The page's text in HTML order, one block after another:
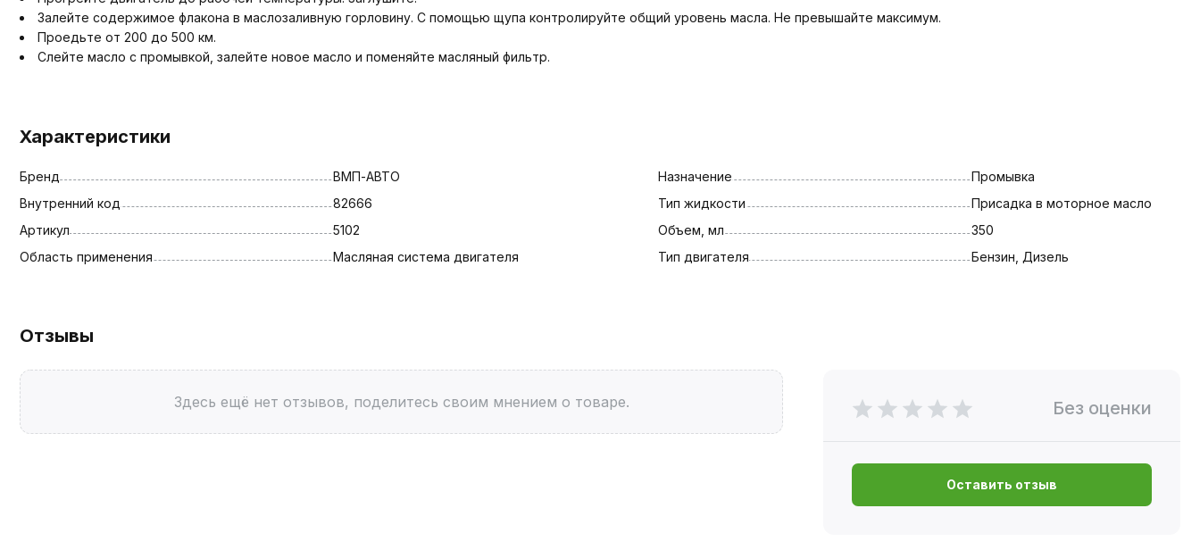
Залейте содержимое флакона в маслозаливную горловину. С помощью щупа контролируйте общий уровень масла. Не превышайте максимум.
Проедьте от 200 до 500 км.
Слейте масло с промывкой, залейте новое масло и поменяйте масляный фильтр.
Характеристики
Бренд
ВМП-АВТО
Внутренний код
82666
Артикул
5102
Область применения
Масляная система двигателя
Назначение
Промывка
Тип жидкости
Присадка в моторное масло
Объем, мл
350
Тип двигателя
Бензин, Дизель
Отзывы
Здесь ещё нет отзывов, поделитесь своим мнением о товаре. Без оценки
Оставить отзыв